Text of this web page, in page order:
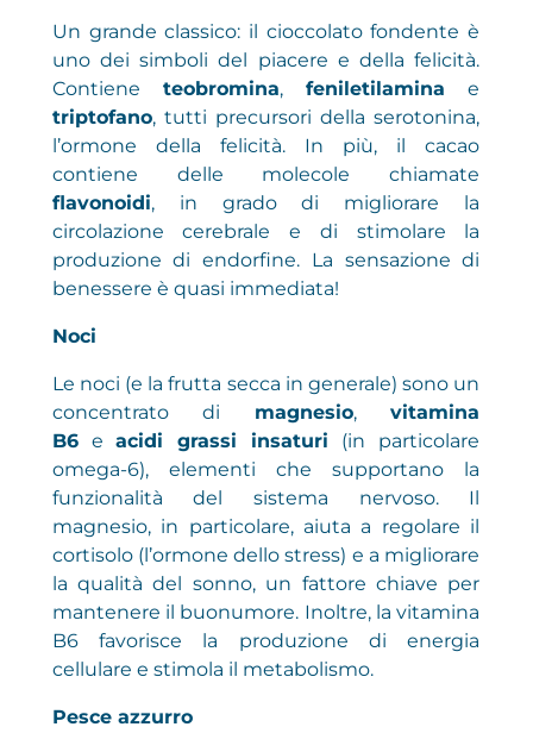
Un grande classico: il cioccolato fondente è
uno dei simboli del piacere e della felicità.
Contiene teobromina,feniletilamina e
triptofano, tutti precursori della serotonina,
l’ormone della felicità. In più, il cacao
contiene delle molecole chiamate
flavonoidi, in grado di migliorare la
circolazione cerebrale e di stimolare la
produzione di endorfine. La sensazione di
benessere è quasi immediata!
Noci
Le noci (e la frutta secca in generale) sono un
concentrato di magnesio,vitamina
B6eacidi grassi insaturi (in particolare
omega-6), elementi che supportano la
funzionalità del sistema nervoso. Il
magnesio, in particolare, aiuta a regolare il
cortisolo (l’ormone dello stress) e a migliorare
la qualità del sonno, un fattore chiave per
mantenere il buonumore. Inoltre, la vitamina
B6 favorisce la produzione di energia
cellulare e stimola il metabolismo.
Pesce azzurro